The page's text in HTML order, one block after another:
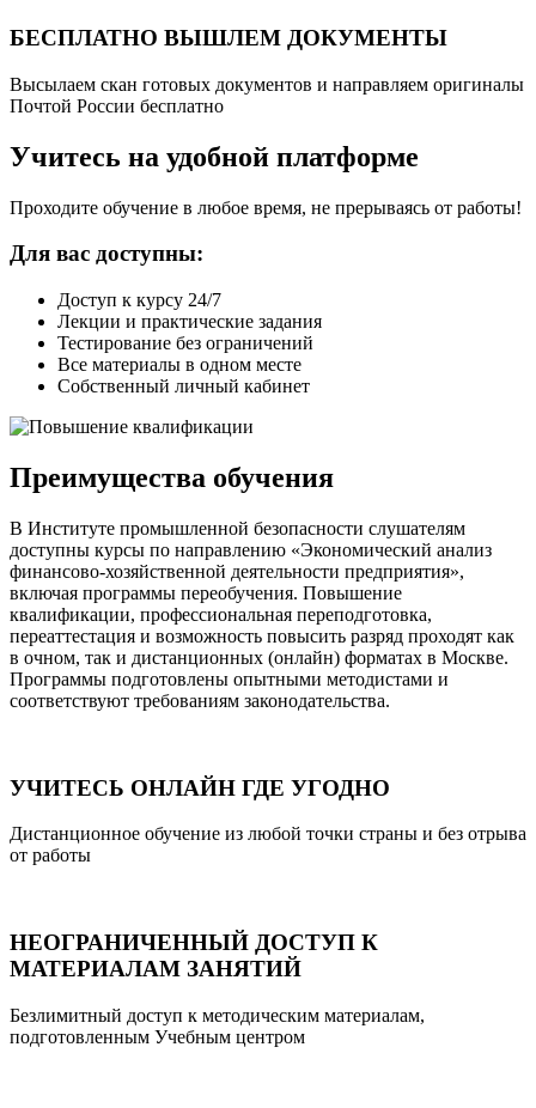
БЕСПЛАТНО ВЫШЛЕМ ДОКУМЕНТЫ
Высылаем скан готовых документов и направляем оригиналы
Почтой России бесплатно
Учитесь на удобной платформе
Проходите обучение в любое время, не прерываясь от работы!
Для вас доступны:
Доступ к курсу 24/7
Лекции и практические задания
Тестирование без ограничений
Все материалы в одном месте
Собственный личный кабинет
Преимущества обучения
В Институте промышленной безопасности слушателям
доступны курсы по направлению «Экономический анализ
финансово-хозяйственной деятельности предприятия»,
включая программы переобучения. Повышение
квалификации, профессиональная переподготовка,
переаттестация и возможность повысить разряд проходят как
в очном, так и дистанционных (онлайн) форматах в Москве.
Программы подготовлены опытными методистами и
соответствуют требованиям законодательства.
УЧИТЕСЬ ОНЛАЙН ГДЕ УГОДНО
Дистанционное обучение из любой точки страны и без отрыва
от работы
НЕОГРАНИЧЕННЫЙ ДОСТУП К
МАТЕРИАЛАМ ЗАНЯТИЙ
Безлимитный доступ к методическим материалам,
подготовленным Учебным центром